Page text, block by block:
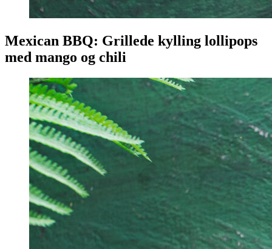
Mexican BBQ: Grillede kylling lollipops
med mango og chili